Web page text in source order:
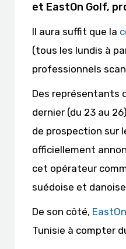
et EastOn Golf,
Il aura suffit que la
(tous les lundis à
professionnels
Des représentants
dernier (du 23 au
de prospection sur
officiellement
cet opérateur
suédoise et
De son côté,
Tunisie à compter